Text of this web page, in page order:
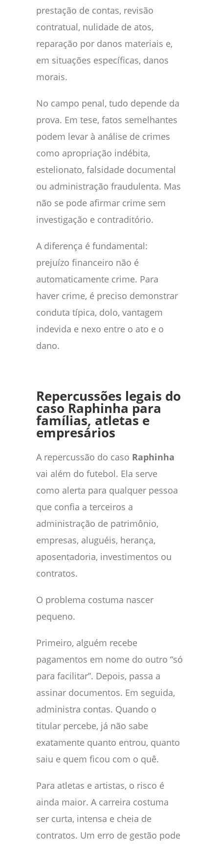
prestação de contas, revisão
contratual, nulidade de atos,
reparação por danos materiais e,
em situações específicas, danos
morais.
No campo penal, tudo depende da
prova. Em tese, fatos semelhantes
podem levar à análise de crimes
como apropriação indébita,
estelionato, falsidade documental
ou administração fraudulenta. Mas
não se pode afirmar crime sem
investigação e contraditório.
A diferença é fundamental:
prejuízo financeiro não é
automaticamente crime. Para
haver crime, é preciso demonstrar
conduta típica, dolo, vantagem
indevida e nexo entre o ato e o
dano.
Repercussões legais do
caso Raphinha para
famílias, atletas e
empresários
A repercussão do caso Raphinha
vai além do futebol. Ela serve
como alerta para qualquer pessoa
que confia a terceiros a
administração de patrimônio,
empresas, aluguéis, herança,
aposentadoria, investimentos ou
contratos.
O problema costuma nascer
pequeno.
Primeiro, alguém recebe
pagamentos em nome do outro “só
para facilitar”. Depois, passa a
assinar documentos. Em seguida,
administra contas. Quando o
titular percebe, já não sabe
exatamente quanto entrou, quanto
saiu e quem ficou com o quê.
Para atletas e artistas, o risco é
ainda maior. A carreira costuma
ser curta, intensa e cheia de
contratos. Um erro de gestão pode